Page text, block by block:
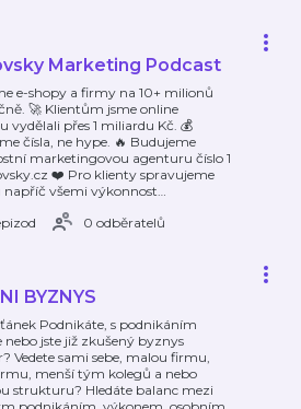
Marketing Podcast
e-shopy a firmy na 10+ milionů
🚀 Klientům jsme online
vydělali přes 1 miliardu Kč. 💰
čísla, ne hype. 🔥 Budujeme
marketingovou agenturu číslo 1
❤️ Pro klienty spravujeme
napříč všemi výkonnost…
0 odběratelů
BYZNYS
Podnikáte, s podnikáním
nebo jste již zkušený byznys
Vedete sami sebe, malou firmu,
menší tým kolegů a nebo
strukturu? Hledáte balanc mezi